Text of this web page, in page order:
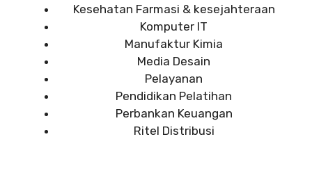
Kesehatan Farmasi & kesejahteraan
Komputer IT
Manufaktur Kimia
Media Desain
Pelayanan
Pendidikan Pelatihan
Perbankan Keuangan
Ritel Distribusi